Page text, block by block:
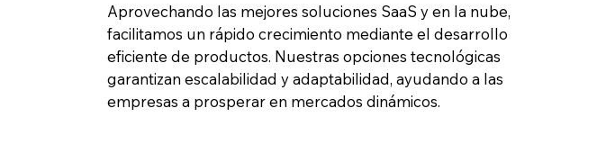
Aprovechando las mejores soluciones SaaS y en la nube,
facilitamos un rápido crecimiento mediante el desarrollo
eficiente de productos. Nuestras opciones tecnológicas
garantizan escalabilidad y adaptabilidad, ayudando a las
empresas a prosperar en mercados dinámicos.